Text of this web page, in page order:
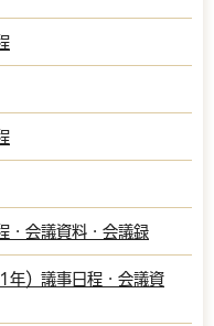
・会議資料・会議録
年）議事日程・会議資